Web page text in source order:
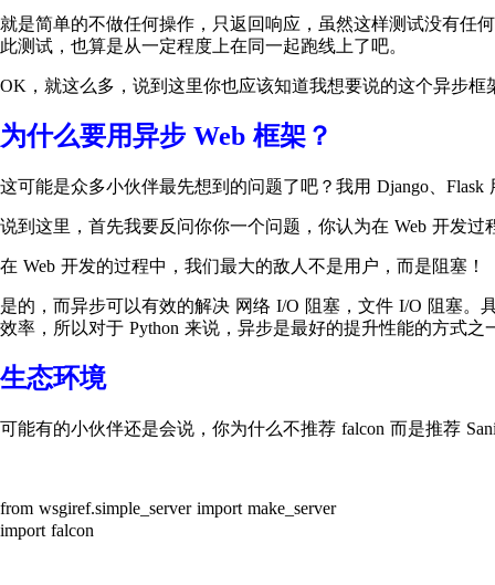
就是简单的不做任何操作，只返回响应，虽然这样测试没有任
此测试，也算是从一定程度上在同一起跑线上了吧。
OK，就这么多，说到这里你也应该知道我想要说的这个异步
为什么要用异步 Web 框架？
这可能是众多小伙伴最先想到的问题了吧？我用 Django、
说到这里，首先我要反问你你一个问题，你认为在 Web 开发
在 Web 开发的过程中，我们最大的敌人不是用户，而是阻塞！
是的，而异步可以有效的解决 网络 I/O 阻塞，文件 I/O 阻塞。
效率，所以对于 Python 来说，异步是最好的提升性能的方式
生态环境
可能有的小伙伴还是会说，你为什么不推荐 falcon 而是推荐
from wsgiref.simple_server import make_server
import falcon